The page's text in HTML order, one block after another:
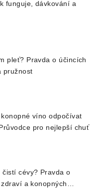
funguje, dávkování a
pleť? Pravda o účincích
pružnost
víno odpočívat
pro nejlepší chuť
čistí cévy? Pravda o
a konopných